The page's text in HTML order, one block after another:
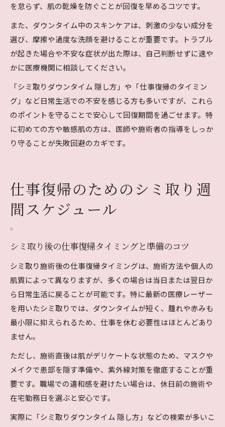
を怠らず、肌の乾燥を防ぐことが回復を早めるコツです。
また、ダウンタイム中のスキンケアは、刺激の少ない成分を
選び、摩擦や過度な洗顔を避けることが重要です。トラブル
が起きた場合や不安な症状が出た際は、自己判断せずに速や
かに医療機関に相談してください。
「シミ取りダウンタイム 隠し方」や「仕事復帰のタイミン
グ」など日常生活での不安を感じる方も多いですが、これら
のポイントを守ることで安心して回復期間を過ごせます。特
に初めての方や敏感肌の方は、医師や施術者の指導をしっか
り守ることが失敗回避のカギです。
仕事復帰のためのシミ取り週
間スケジュール
シミ取り後の仕事復帰タイミングと準備のコツ
シミ取り施術後の仕事復帰タイミングは、施術方法や個人の
肌質によって異なりますが、多くの場合は当日または翌日か
ら日常生活に戻ることが可能です。特に最新の医療レーザー
を用いたシミ取りでは、ダウンタイムが短く、腫れや赤みも
最小限に抑えられるため、仕事を休む必要性はほとんどあり
ません。
ただし、施術直後は肌がデリケートな状態のため、マスクや
メイクで患部を隠す準備や、紫外線対策を徹底することが重
要です。職場での違和感を避けたい場合は、休日前の施術や
在宅勤務日を選ぶと安心です。
実際に「シミ取りダウンタイム 隠し方」などの検索が多いこ